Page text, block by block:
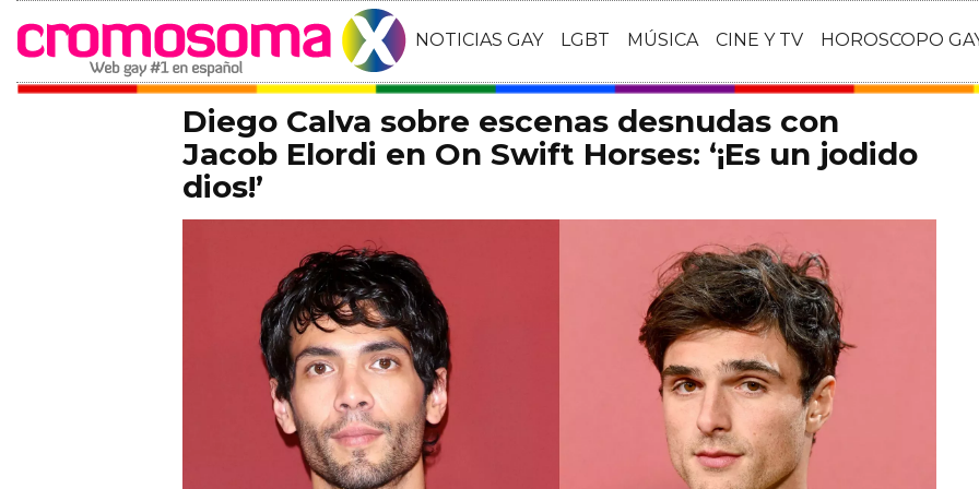
NOTICIAS GAY LGBT MÚSICA CINE Y TV HOROSCOPO
Diego Calva sobre escenas desnudas con
Jacob Elordi en On Swift Horses: ‘¡Es un jodido
dios!’